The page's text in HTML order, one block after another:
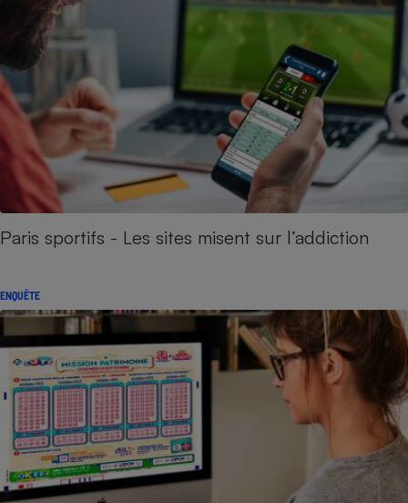
Paris sportifs - Les sites misent sur l’addiction
ENQUÊTE